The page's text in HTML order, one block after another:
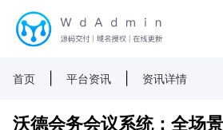
首页 平台资讯 资讯详情
沃德会务会议系统：全场